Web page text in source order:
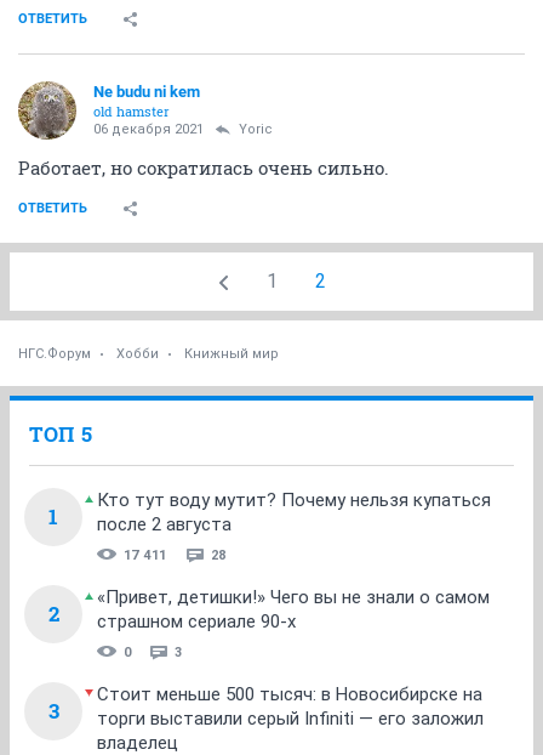
ОТВЕТИТЬ
Ne budu ni kem
old hamster
06 декабря 2021 Yoric
Работает, но сократилась очень сильно.
ОТВЕТИТЬ
1 2
НГС.Форум Хобби Книжный мир
ТОП 5
1
Кто тут воду мутит? Почему нельзя купаться
после 2 августа
17 411 28
2
«Привет, детишки!» Чего вы не знали о самом
страшном сериале 90-х
0 3
3
Стоит меньше 500 тысяч: в Новосибирске на
торги выставили серый Infiniti — его заложил
владелец